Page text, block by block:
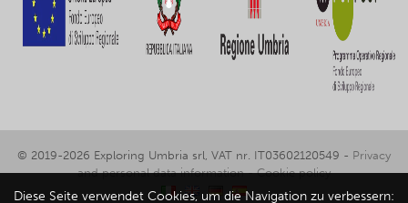
© 2019-2026 Exploring Umbria srl, VAT nr. IT03602120549 - Privacy
and personal data information-Cookie policy
Diese Seite verwendet Cookies, um die Navigation zu verbessern: